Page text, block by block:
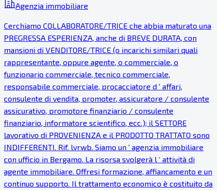
Agenzia immobiliare
Cerchiamo COLLABORATORE/TRICE che abbia maturato una
PREGRESSA ESPERIENZA, anche di BREVE DURATA, con
mansioni di VENDITORE/TRICE (o incarichi similari quali
rappresentante, oppure agente, o commerciale, o
funzionario commerciale, tecnico commerciale,
responsabile commerciale, procacciatore d ' affari,
consulente di vendita, promoter, assicuratore / consulente
assicurativo, promotore finanziario / consulente
finanziario, informatore scientifico, ecc.); il SETTORE
lavorativo di PROVENIENZA e il PRODOTTO TRATTATO sono
INDIFFERENTI. Rif. lvrwb. Siamo un ' agenzia immobiliare
con ufficio in Bergamo. La risorsa svolgerà l ‘ attività di
agente immobiliare. Offresi formazione, affiancamento e un
continuo supporto. Il trattamento economico è costituito da